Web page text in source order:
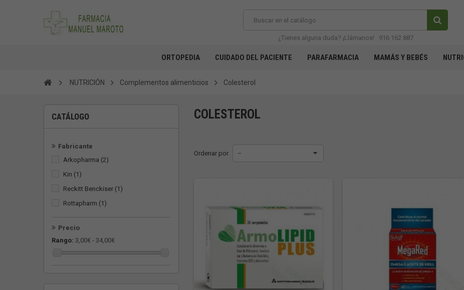
¿Tienes alguna duda? ¡Llámanos! 916 162 887
ORTOPEDIA CUIDADO DEL PACIENTE PARAFARMACIA MAMÁS Y BEBÉS
NUTRICIÓN Complementos alimenticios Colesterol
CATÁLOGO
Fabricante
Arkopharma (2)
Kin (1)
Reckitt Benckiser (1)
Rottapharm (1)
Precio
Rango: 3,00€ - 34,00€
COLESTEROL
Ordenar por --